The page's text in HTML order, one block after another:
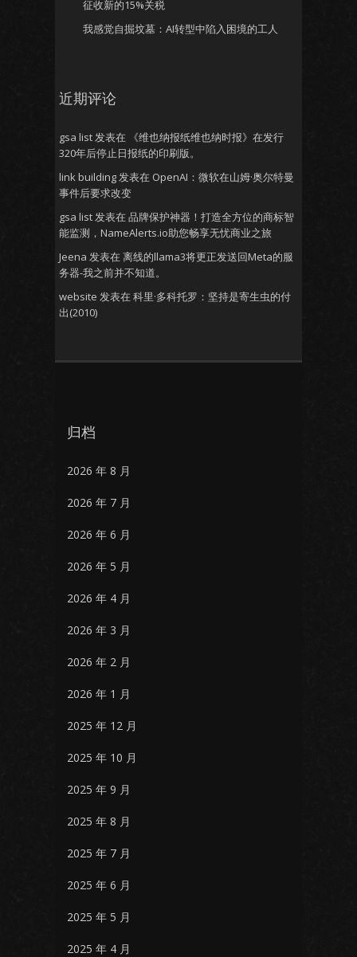
征收新的15%关税
我感觉自掘坟墓：AI转型中陷入困境的工人
近期评论
gsa list发表在
《维也纳报纸维也纳时报》在发行
320年后停止日报纸的印刷版。
link building发表在 OpenAI：微软在山姆·奥尔特曼
事件后要求改变
gsa list发表在 品牌保护神器！打造全方位的商标智
能监测，NameAlerts.io助您畅享无忧商业之旅
Jeena 发表在 离线的llama3将更正发送回Meta的服
务器-我之前并不知道。
website 发表在 科里·多科托罗：坚持是寄生虫的付
出(2010)
归档
2026 年 8 月
2026 年 7 月
2026 年 6 月
2026 年 5 月
2026 年 4 月
2026 年 3 月
2026 年 2 月
2026 年 1 月
2025 年 12 月
2025 年 10 月
2025 年 9 月
2025 年 8 月
2025 年 7 月
2025 年 6 月
2025 年 5 月
2025 年 4 月